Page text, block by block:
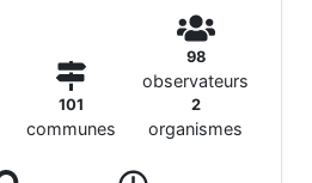
101
communes
98
observateurs
2
organismes